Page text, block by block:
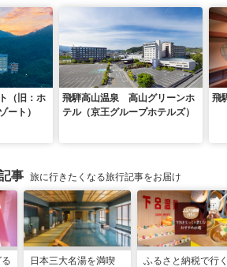
（旧：ホ
ート）
飛騨高山温泉 高山グリーンホ
テル（京王グループホテルズ）
飛
事 旅に行きたくなる旅行記事をお届け
日本三大名湯を満喫
ふるさと納税で行